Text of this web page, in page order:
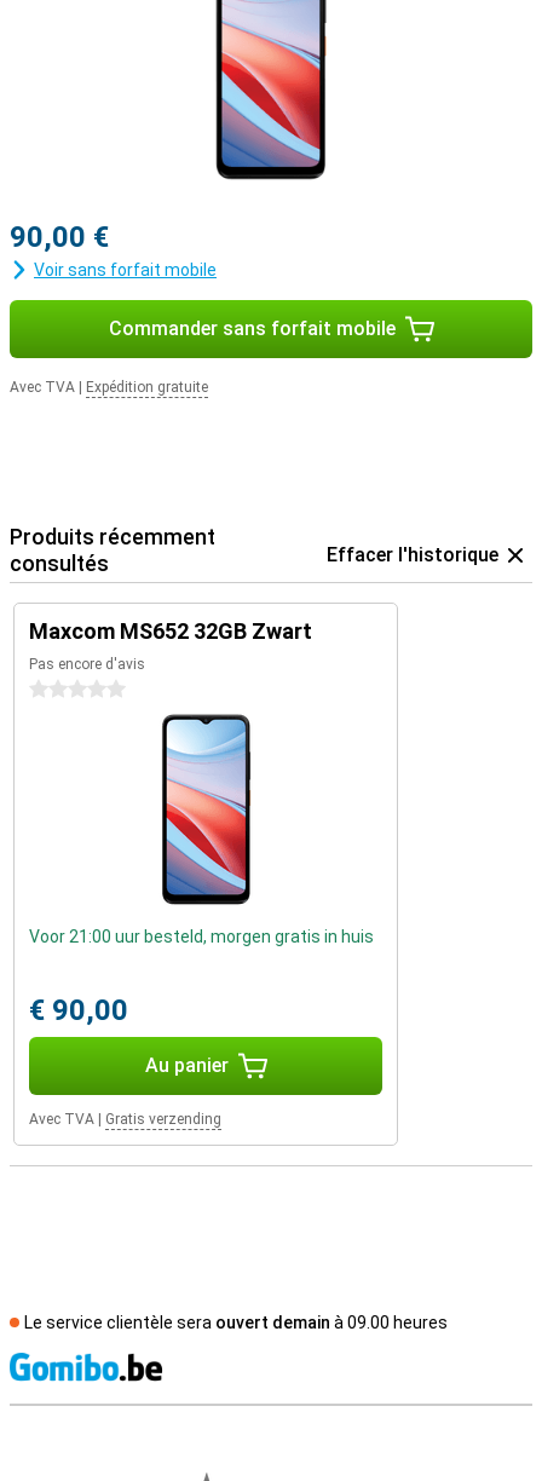
90,00 €
Voir sans forfait mobile
Commander sans forfait mobile
Avec TVA Expédition gratuite
Produits récemment
consultés
Effacer l'historique
Maxcom MS652 32GB Zwart
Pas encore d'avis
0 étoiles
Voor 21:00 uur besteld, morgen gratis in huis
€ 90,00
Au panier
Avec TVA Gratis verzending
Le service clientèle sera ouvert demain à 09.00 heures